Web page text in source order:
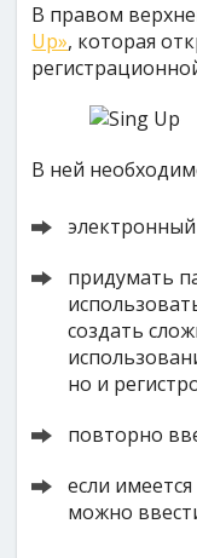
В правом
Up», которая
В ней
электронный
придумать
создать
но и
повторно
если
можно